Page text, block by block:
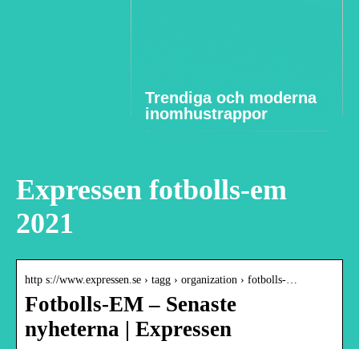
Trendiga och moderna
inomhustrappor
Expressen fotbolls-em
2021
http s://www.expressen.se › tagg › organization › fotbolls-…
Fotbolls-EM – Senaste
nyheterna | Expressen